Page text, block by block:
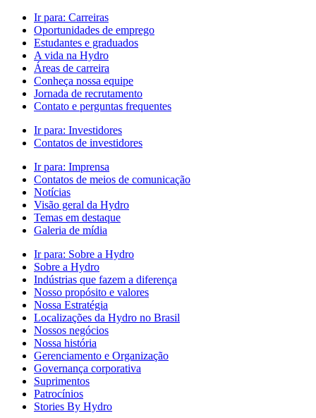
Ir para: Carreiras
Oportunidades de emprego
Estudantes e graduados
A vida na Hydro
Áreas de carreira
Conheça nossa equipe
Jornada de recrutamento
Contato e perguntas frequentes
Ir para: Investidores
Contatos de investidores
Ir para: Imprensa
Contatos de meios de comunicação
Notícias
Visão geral da Hydro
Temas em destaque
Galeria de mídia
Ir para: Sobre a Hydro
Sobre a Hydro
Indústrias que fazem a diferença
Nosso propósito e valores
Nossa Estratégia
Localizações da Hydro no Brasil
Nossos negócios
Nossa história
Gerenciamento e Organização
Governança corporativa
Suprimentos
Patrocínios
Stories By Hydro